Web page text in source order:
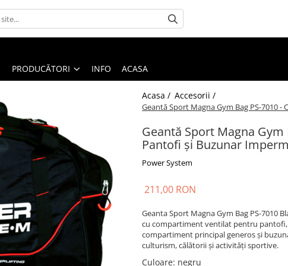
PRODUCĂTORI INFO ACASA
Acasa / Accesorii /
Geantă Sport Magna Gym Bag PS-7010
Geantă Sport Magna
Pantofi și Buzunar
Power System
211,00 RON
Geanta Sport Magna Gym Bag PS-7010
cu compartiment ventilat pentru
compartiment principal generos și
culturism, călătorii și activități sportive.
Culoare: negru